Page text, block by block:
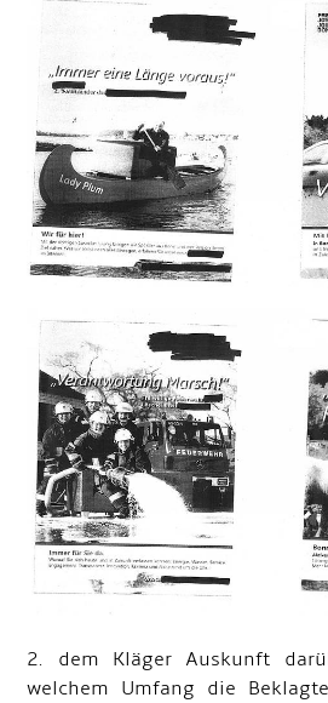
2. dem Kläger Auskunft
welchem Umfang die